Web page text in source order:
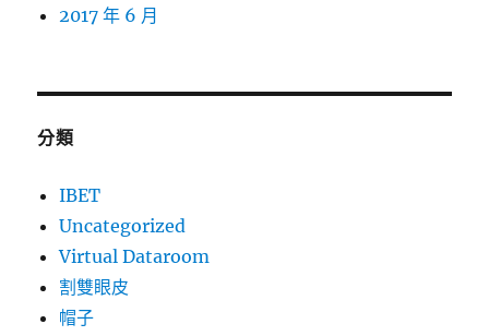
2017 年 6 月
分類
IBET
Uncategorized
Virtual Dataroom
割雙眼皮
帽子